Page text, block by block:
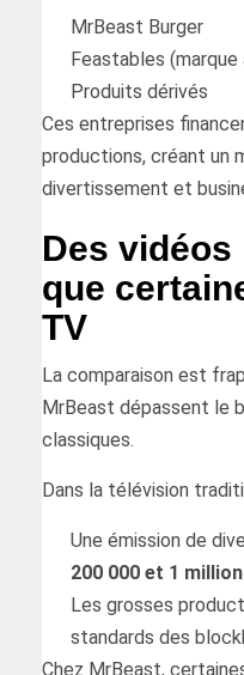
MrBeast Burger
Feastables (marque
Produits dérivés
Ces entreprises
productions, créant un
divertissement et
Des
que
TV
La comparaison est
MrBeast dépassent le
classiques.
Dans la télévision
Une émission de
200 000 et 1
Les grosses
standards des
Chez MrBeast,